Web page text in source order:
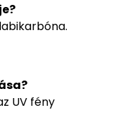
UV fény